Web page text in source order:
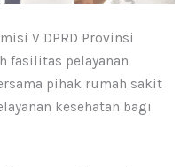
V DPRD Provinsi
fasilitas pelayanan
pihak rumah sakit
kesehatan bagi